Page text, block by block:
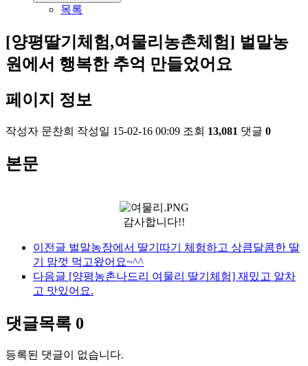
목록
[양평딸기체험,여물리농촌체험] 벌말농
원에서 행복한 추억 만들었어요
페이지 정보
작성자 문찬희 작성일 15-02-16 00:09 조회 13,081 댓글 0
본문
감사합니다!!
이전글 벌말농장에서 딸기따기 체험하고 상큼달콤한 딸
기 맘껏 먹고왔어요~^^
다음글 [양평농촌나드리 여물리 딸기체험] 재밌고 알차
고 맛있어요.
댓글목록 0
등록된 댓글이 없습니다.